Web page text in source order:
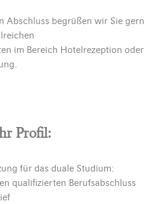
Abschluss begrüßen wir Sie gern
im Bereich Hotelrezeption oder
Profil:
für das duale Studium:
qualifizierten Berufsabschluss